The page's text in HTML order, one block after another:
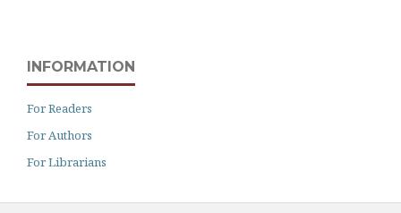
INFORMATION
For Readers
For Authors
For Librarians